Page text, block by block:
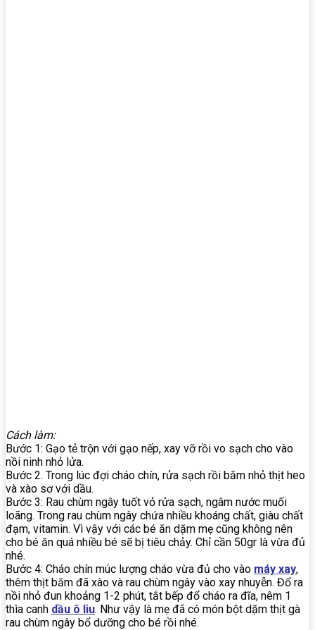
Cách làm:
Bước 1: Gạo tẻ trộn với gạo nếp, xay vỡ rồi vo sạch cho vào
nồi ninh nhỏ lửa.
Bước 2. Trong lúc đợi cháo chín, rửa sạch rồi băm nhỏ thịt heo
và xào sơ với dầu.
Bước 3: Rau chùm ngây tuốt vỏ rửa sạch, ngâm nước muối
loãng. Trong rau chùm ngây chứa nhiều khoáng chất, giàu chất
đạm, vitamin. Vì vậy với các bé ăn dặm mẹ cũng không nên
cho bé ăn quá nhiều bé sẽ bị tiêu chảy. Chỉ cần 50gr là vừa đủ
nhé.
Bước 4: Cháo chín múc lượng cháo vừa đủ cho vào máy xay,
thêm thịt băm đã xào và rau chùm ngây vào xay nhuyễn. Đổ ra
nồi nhỏ đun khoảng 1-2 phút, tắt bếp đổ cháo ra đĩa, nêm 1
thìa canh dầu ô liu. Như vậy là mẹ đã có món bột dặm thịt gà
rau chùm ngây bổ dưỡng cho bé rồi nhé.